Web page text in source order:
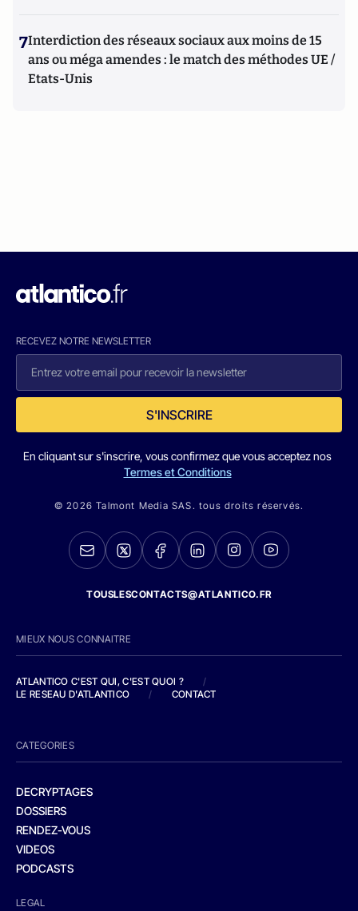
7Interdiction des réseaux sociaux aux moins de 15
ans ou méga amendes : le match des méthodes UE /
Etats-Unis
RECEVEZ NOTRE NEWSLETTER
S'INSCRIRE
En cliquant sur s'inscrire, vous confirmez que vous acceptez nos
Termes et Conditions
© 2026 Talmont Media SAS. tous droits réservés.
TOUSLESCONTACTS@ATLANTICO.FR
MIEUX NOUS CONNAITRE
ATLANTICO C'EST QUI, C'EST QUOI ?
/
LE RESEAU D'ATLANTICO
/ CONTACT
CATEGORIES
DECRYPTAGES
DOSSIERS
RENDEZ-VOUS
VIDEOS
PODCASTS
LEGAL